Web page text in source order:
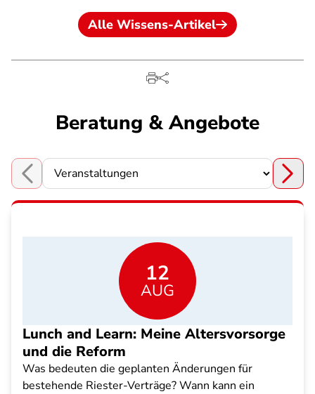
Alle Wissens-Artikel
Beratung & Angebote
Choose a section
12
AUG
Lunch and Learn: Meine Altersvorsorge
und die Reform
Was bedeuten die geplanten Änderungen für
bestehende Riester-Verträge? Wann kann ein